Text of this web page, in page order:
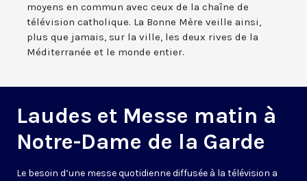
moyens en commun avec ceux de la chaîne de
télévision catholique. La Bonne Mère veille ainsi,
plus que jamais, sur la ville, les deux rives de la
Méditerranée et le monde entier.
Laudes et Messe matin à
Notre-Dame de la Garde
Le besoin d’une messe quotidienne diffusée à la télévision a